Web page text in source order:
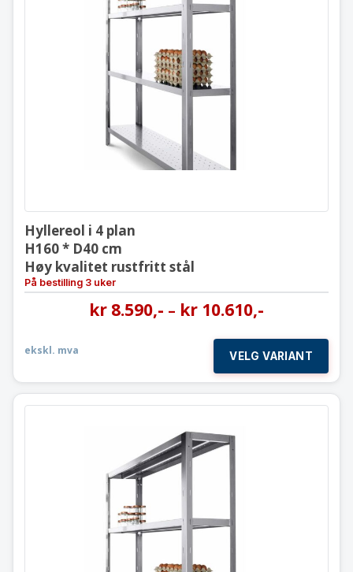
Hyllereol i 4 plan
H160 * D40 cm
Høy kvalitet rustfritt stål
Hyllereol i 4 plan
H160 * D40 cm
Høy kvalitet rustfritt stål
På bestilling 3 uker
kr 8.590,- – kr 10.610,-
ekskl. mva VELG VARIANT